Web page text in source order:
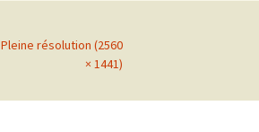
Pleine résolution (2560
× 1441)